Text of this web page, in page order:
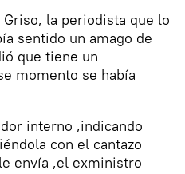
la periodista que lo
sentido un amago de
que tiene un
momento se había
interno ,indicando
con el cantazo
envía ,el exministro